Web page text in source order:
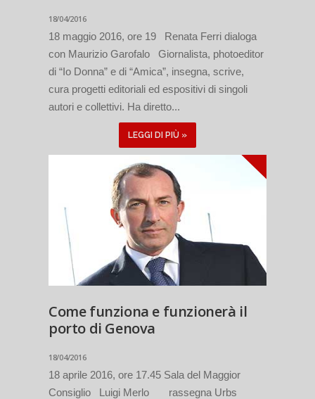
18/04/2016
18 maggio 2016, ore 19 Renata Ferri dialoga
con Maurizio Garofalo Giornalista, photoeditor
di “Io Donna” e di “Amica”, insegna, scrive,
cura progetti editoriali ed espositivi di singoli
autori e collettivi. Ha diretto...
LEGGI DI PIÙ »
Come funziona e funzionerà il
porto di Genova
18/04/2016
18 aprile 2016, ore 17.45 Sala del Maggior
Consiglio Luigi Merlo rassegna Urbs